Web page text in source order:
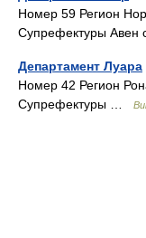
Номер 59 Регион
Супрефектуры
Департамент Луара
Номер 42 Регион
Супрефектуры …